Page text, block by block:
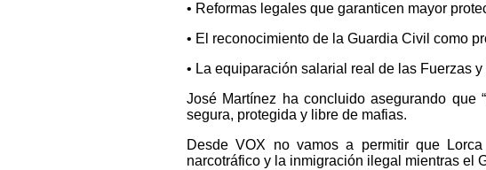
• Reformas legales que garanticen mayor
• El reconocimiento de la Guardia Civil como
• La equiparación salarial real de las Fuerzas
José Martínez ha concluido asegurando que
segura, protegida y libre de mafias.
Desde VOX no vamos a permitir que
narcotráfico y la inmigración ilegal mientras el